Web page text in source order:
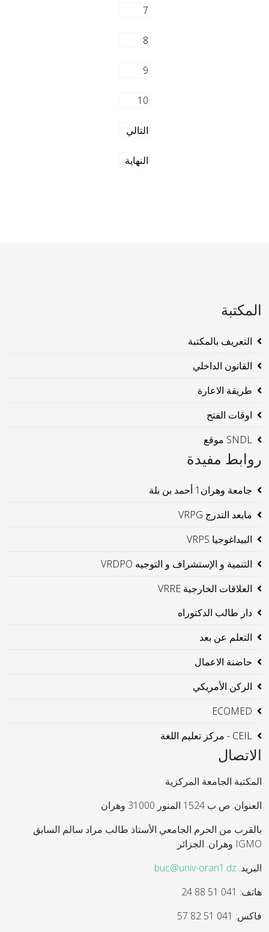
7
8
9
10
التالي
النهاية
المكتبة
التعريف بالمكتبة
القانون الداخلي
طريقة الاعارة
اوقات الفتح
SNDL موقع
روابط مفيدة
جامعة وهران1 أحمد بن بلة
مابعد التدرج VRPG
البيداغوجيا VRPS
التنمية و الإستشراف و التوجيه VRDPO
العلاقات الخارجية VRRE
دار طالب الدكتوراه
التعلم عن بعد
حاضنة الاعمال
الركن الأمريكي
ECOMED
CEIL - مركز تعليم اللغة
الاتصال
المكتبة الجامعة المركزية
العنوان: ص ب 1524 المنور 31000 وهران
بالقرب من الحرم الجامعي الأستاذ طالب مراد سالم السابق
IGMO وهران. الجزائر
البريد: buc@univ-oran1.dz
هاتف: 041 51 88 24
فاكس: 041 51 82 57